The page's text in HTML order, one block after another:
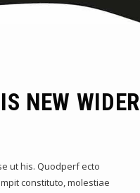
NEW WIDER
ut his. Quodperf ecto
constituto, molestiae